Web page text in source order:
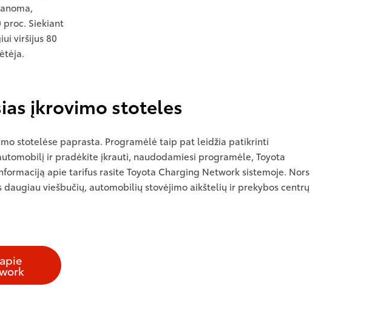
proc. Siekiant
viršijus 80
įkrovimo stoteles
stotelėse paprasta. Programėlė taip pat leidžia patikrinti
ir pradėkite įkrauti, naudodamiesi programėle, Toyota
apie tarifus rasite Toyota Charging Network sistemoje. Nors
viešbučių, automobilių stovėjimo aikštelių ir prekybos centrų